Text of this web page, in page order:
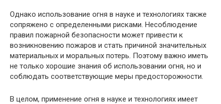
Однако использование огня в науке и технологиях также
сопряжено с определенными рисками. Несоблюдение
правил пожарной безопасности может привести к
возникновению пожаров и стать причиной значительных
материальных и моральных потерь. Поэтому важно иметь
не только хорошие знания об использовании огня, но и
соблюдать соответствующие меры предосторожности.
В целом, применение огня в науке и технологиях имеет